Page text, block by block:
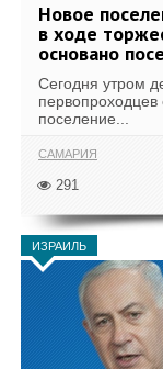
Новое
в ходе
основано
Сегодня утром
поселение...
САМАРИЯ
291
ИЗРАИЛЬ